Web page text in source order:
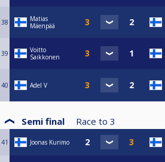
38
Matias
Mäenpää
39
Voitto
Saikkonen
40 Adel V
Semi final Race to 3
41 Joonas Kurimo